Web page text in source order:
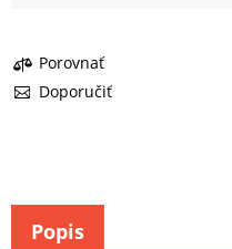
Porovnať
Doporučiť
Popis